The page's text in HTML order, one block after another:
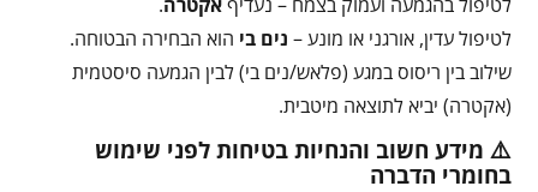
לטיפול עדין, אורגני או מונע – נים בי הוא הבחירה הבטוחה.
שילוב בין ריסוס במגע (פלאש/נים בי) לבין הגמעה סיסטמית
(אקטרה) יביא לתוצאה מיטבית.
⚠️ מידע חשוב והנחיות בטיחות לפני שימוש
בחומרי הדברה